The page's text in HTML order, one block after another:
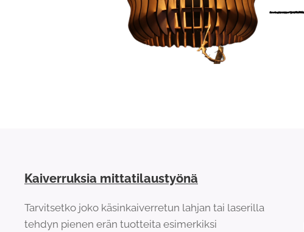
Kaiverruksia mittatilaustyönä
Tarvitsetko joko käsinkaiverretun lahjan tai laserilla
tehdyn pienen erän tuotteita esimerkiksi